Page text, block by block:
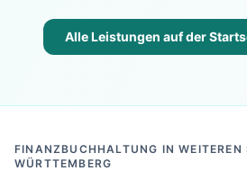
Alle Leistungen auf der
FINANZBUCHHALTUNG IN
WÜRTTEMBERG